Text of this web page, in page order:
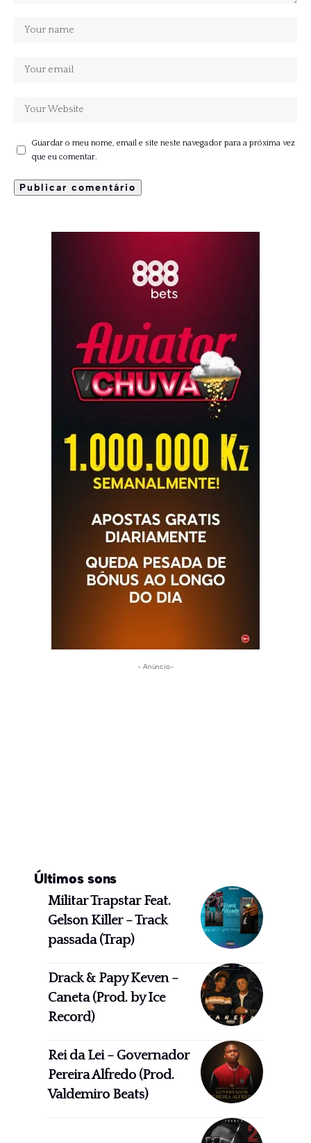
Guardar o meu nome, email e site neste navegador para a próxima vez
que eu comentar.
- Anúncio-
Últimos sons
Militar Trapstar Feat.
Gelson Killer – Track
passada (Trap)
Drack & Papy Keven –
Caneta (Prod. by Ice
Record)
Rei da Lei – Governador
Pereira Alfredo (Prod.
Valdemiro Beats)